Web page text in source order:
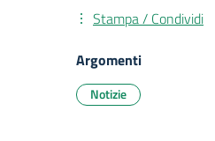
Stampa / Condividi
Argomenti
Notizie